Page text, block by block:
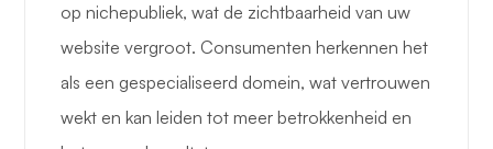
op nichepubliek, wat de zichtbaarheid van uw
website vergroot. Consumenten herkennen het
als een gespecialiseerd domein, wat vertrouwen
wekt en kan leiden tot meer betrokkenheid en